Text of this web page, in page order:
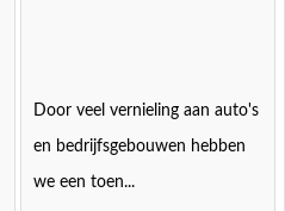
Door veel vernieling aan auto's
en bedrijfsgebouwen hebben
we een toen...